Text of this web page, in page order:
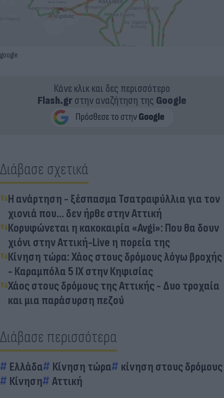
google
Κάνε κλικ και δες περισσότερο
Flash.grστην αναζήτηση της Google
Διάβασε σχετικά
Η ανάρτηση - ξέσπασμα Τσατραφύλλια για τον
χιονιά που... δεν ήρθε στην Αττική
Κορυφώνεται η κακοκαιρία «Avgi»: Που θα δουν
χιόνι στην Αττική-Live η πορεία της
Κίνηση τώρα: Χάος στους δρόμους λόγω βροχής
- Καραμπόλα 5 ΙΧ στην Κηφισίας
Χάος στους δρόμους της Αττικής - Δυο τροχαία
και μια παράσυρση πεζού
Διάβασε περισσότερα
Ελλάδα Κίνηση τώρα
κίνηση στους δρόμους
Κίνηση
Αττική